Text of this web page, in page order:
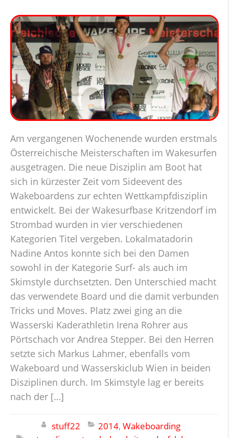
Am vergangenen Wochenende wurden erstmals
Österreichische Meisterschaften im Wakesurfen
ausgetragen. Die neue Disziplin am Boot hat
sich in kürzester Zeit vom Sideevent des
Wakeboardens zur echten Wettkampfdisziplin
entwickelt. Bei der Wakesurfbase Kritzendorf im
Strombad wurden in vier verschiedenen
Kategorien Titel vergeben. Lokalmatadorin
Nadine Antos konnte sich bei den Damen
sowohl in der Kategorie Surf- als auch im
Skimstyle durchsetzten. Den Unterschied macht
das verwendete Board und die damit verbunden
Tricks und Moves. Platz zwei ging an die
Wasserski Kaderathletin Irena Rohrer aus
Pörtschach vor Andrea Stepper. Bei den Herren
setzte sich Markus Lahmer, ebenfalls vom
Wakeboard und Wasserskiclub Wien in beiden
Disziplinen durch. Im Skimstyle lag er bereits
nach der […]
stuff22 2014, Wakeboarding